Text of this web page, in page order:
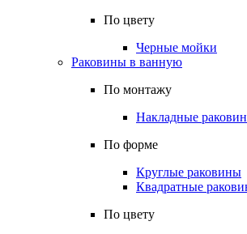
По цвету
Черные мойки
Раковины в ванную
По монтажу
Накладные
По форме
Круглые раковины
Квадратные
По цвету